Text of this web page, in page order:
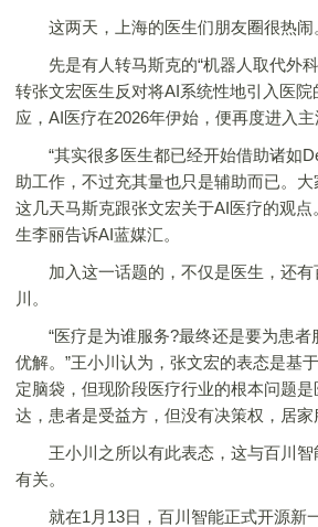
这两天，上海的医生们朋友圈很热闹
先是有人转马斯克的“机器人取代外科
转张文宏医生反对将AI系统性地引入医院
应，AI医疗在2026年伊始，便再度进入主
“其实很多医生都已经开始借助诸如
助工作，不过充其量也只是辅助而已。
这几天马斯克跟张文宏关于AI医疗的观点
生李丽告诉AI蓝媒汇。
加入这一话题的，不仅是医生，还有
川。
“医疗是为谁服务?最终还是要为患者
优解。”王小川认为，张文宏的表态是基
定脑袋，但现阶段医疗行业的根本问题
达，患者是受益方，但没有决策权，居家
王小川之所以有此表态，这与百川智
有关。
就在1月13日，百川智能正式开源新